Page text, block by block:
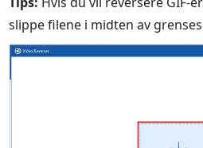
slippe filene i midten av